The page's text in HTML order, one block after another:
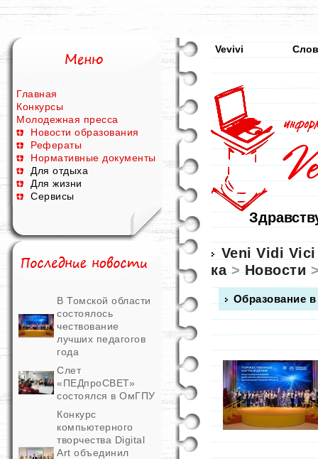
Главная
Конкурсы
Молодежная пресса
Новости образования
Рефераты
Нормативные документы
Для отдыха
Для жизни
Сервисы
В Томской области
состоялось
чествование
лучших педагогов
года
Слет
«ПЕДпроСВЕТ»
состоялся в ОмГПУ
Конкурс
компьютерного
творчества Digital
Art объединил
Vevivi
Veni Vidi Vici
ка> Новости
Образование